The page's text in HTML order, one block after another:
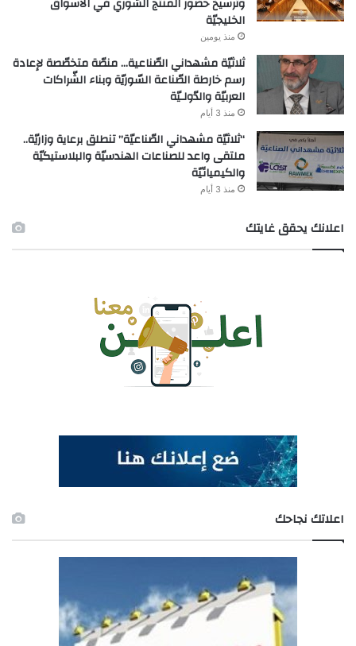
الخليجيّة
منذ يومين
ثلاثيّة مشهداني الصّناعية… منصّة متخصّصة لإعادة
رسم خارطة الصّناعة السّوريّة وبناء الشّراكات
العربيّة والدّولـيّة
منذ 3 أيام
“ثلاثيّة مشهداني الصّناعيّة” تنطلق برعاية وزاريّة..
ملتقى واعد للصناعات الهندسيّة والبلاستيكيّة
والكيميائيّة
منذ 3 أيام
اعلانك يحقق غايتك
اعلاتك نجاحك